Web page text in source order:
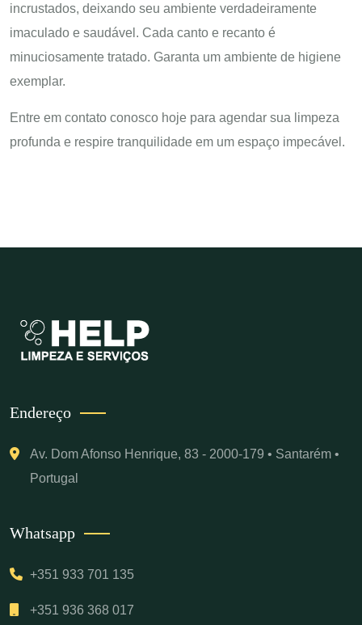
incrustados, deixando seu ambiente verdadeiramente
imaculado e saudável. Cada canto e recanto é
minuciosamente tratado. Garanta um ambiente de higiene
exemplar.
Entre em contato conosco hoje para agendar sua limpeza
profunda e respire tranquilidade em um espaço impecável.
Endereço
Av. Dom Afonso Henrique, 83 - 2000-179 • Santarém •
Portugal
Whatsapp
+351 933 701 135
+351 936 368 017